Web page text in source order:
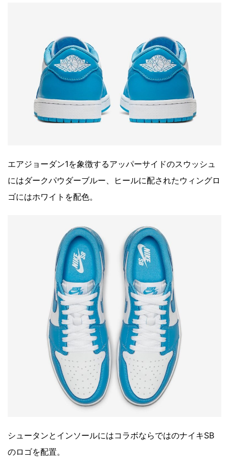
エアジョーダン1を象徴するアッパーサイドのスウッシュ
にはダークパウダーブルー、ヒールに配されたウィングロ
ゴにはホワイトを配色。
シュータンとインソールにはコラボならではのナイキSB
のロゴを配置。